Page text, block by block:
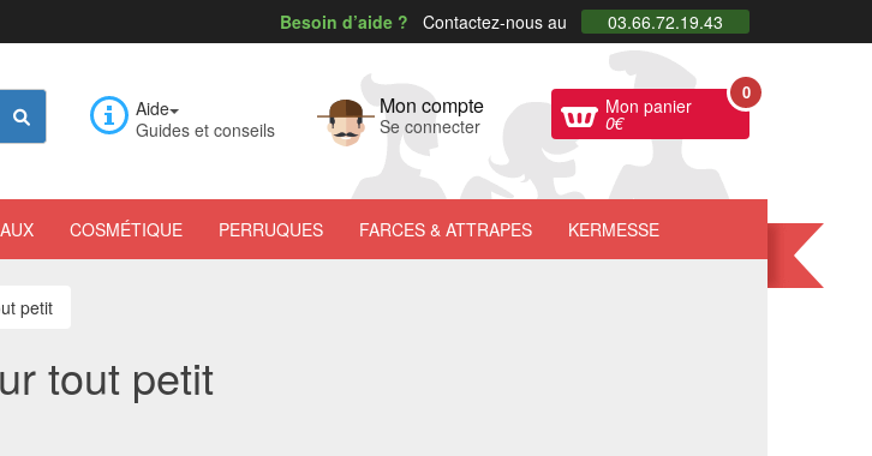
Besoin d’aide ? Contactez-nous au 03.66.72.19.43
Aide
Guides et conseils
Mon compte
Se connecter
Mon panier
0€
0
COSMÉTIQUE PERRUQUES FARCES & ATTRAPES KERMESSE
petit
tout petit